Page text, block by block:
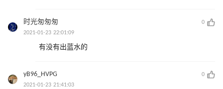
时光匆匆匆
0
2021-01-23 22:01:09
有没有出蓝水的
yB96_HVPG
0
2021-01-23 21:41:03